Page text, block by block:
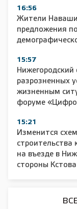
16:56
Жители
предложения
15:57
разрозненных
жизненным
форуме
15:21
Изменится
строительства
на въезде в
стороны Кстова